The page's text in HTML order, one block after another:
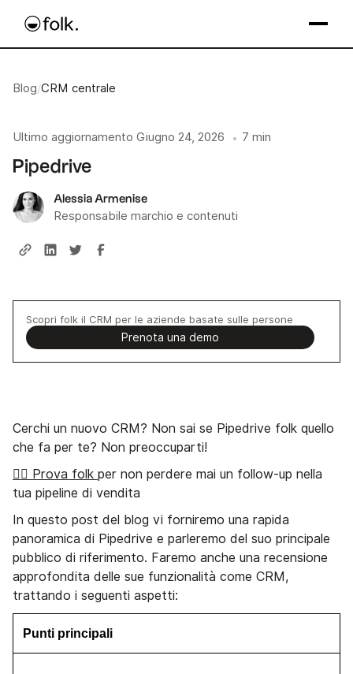
Blog/CRM centrale
Ultimo aggiornamento Giugno 24, 2026 • 7 min
Pipedrive
Alessia Armenise
Responsabile marchio e contenuti
Scopri folk il CRM per le aziende basate sulle persone
Prenota una demo
Cerchi un nuovo CRM? Non sai se Pipedrive folk quello
che fa per te? Non preoccuparti!
👉🏼 Prova folk per non perdere mai un follow-up nella
tua pipeline di vendita
In questo post del blog vi forniremo una rapida
panoramica di Pipedrive e parleremo del suo principale
pubblico di riferimento. Faremo anche una recensione
approfondita delle sue funzionalità come CRM,
trattando i seguenti aspetti:
Punti principali